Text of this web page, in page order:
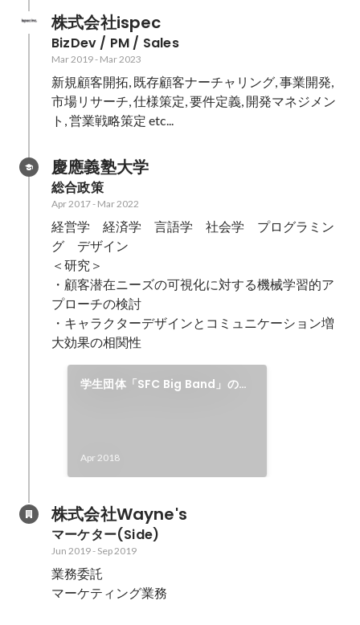
株式会社ispec
BizDev / PM / Sales
Mar 2019- Mar 2023
新規顧客開拓, 既存顧客ナーチャリング, 事業開発,
市場リサーチ, 仕様策定, 要件定義, 開発マネジメン
ト, 営業戦略策定 etc...
慶應義塾大学
総合政策
Apr 2017- Mar 2022
経営学　経済学　言語学　社会学　プログラミン
グ　デザイン
＜研究＞
・顧客潜在ニーズの可視化に対する機械学習的ア
プローチの検討
・キャラクターデザインとコミュニケーション増
大効果の相関性
学生団体「SFC Big Band」の設
Apr 2018
株式会社Wayne's
マーケター(Side)
Jun 2019- Sep 2019
業務委託
マーケティング業務